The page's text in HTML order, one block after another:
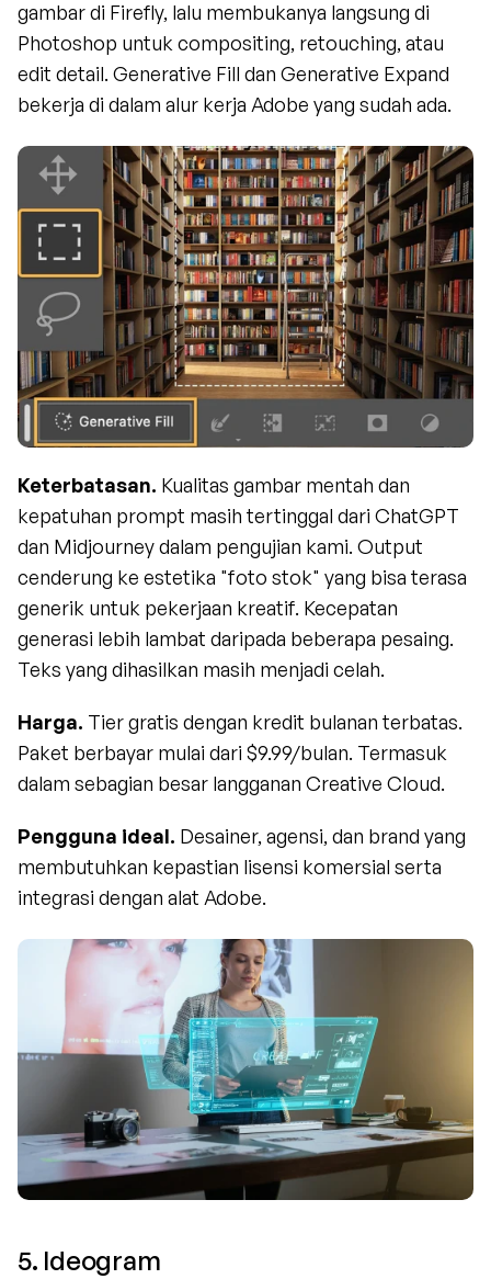
gambar di Firefly, lalu membukanya langsung di
Photoshop untuk compositing, retouching, atau
edit detail. Generative Fill dan Generative Expand
bekerja di dalam alur kerja Adobe yang sudah ada.
Keterbatasan. Kualitas gambar mentah dan
kepatuhan prompt masih tertinggal dari ChatGPT
dan Midjourney dalam pengujian kami. Output
cenderung ke estetika "foto stok" yang bisa terasa
generik untuk pekerjaan kreatif. Kecepatan
generasi lebih lambat daripada beberapa pesaing.
Teks yang dihasilkan masih menjadi celah.
Harga. Tier gratis dengan kredit bulanan terbatas.
Paket berbayar mulai dari $9.99/bulan. Termasuk
dalam sebagian besar langganan Creative Cloud.
Pengguna ideal. Desainer, agensi, dan brand yang
membutuhkan kepastian lisensi komersial serta
integrasi dengan alat Adobe.
5. Ideogram